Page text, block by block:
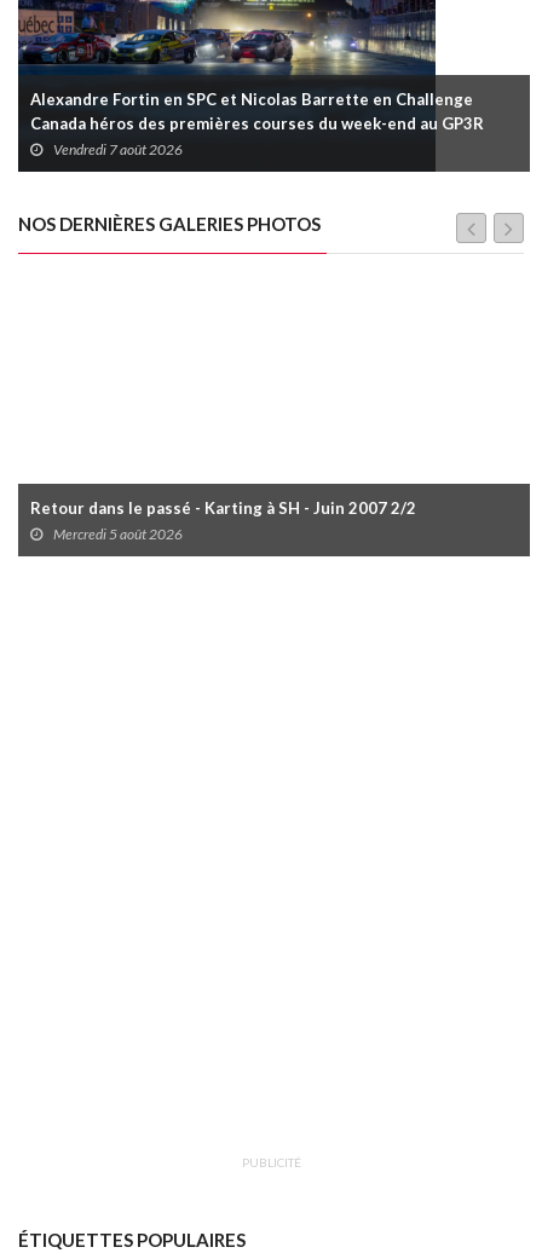
Alexandre Fortin en SPC et Nicolas Barrette en Challenge
Canada héros des premières courses du week-end au GP3R
Vendredi 7 août 2026
NOS DERNIÈRES GALERIES PHOTOS
Retour dans le passé - Karting à SH - Juin 2007 2/2
Mercredi 5 août 2026
PUBLICITÉ
ÉTIQUETTES POPULAIRES